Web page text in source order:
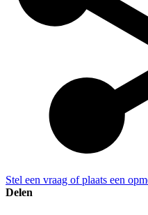
Stel een vraag of plaats een
Delen